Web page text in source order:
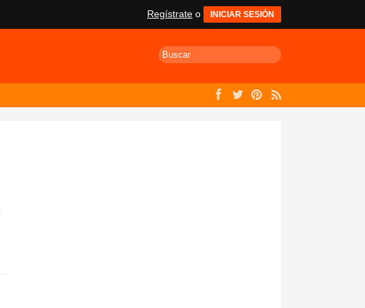
Regístrate o INICIAR SESIÓN